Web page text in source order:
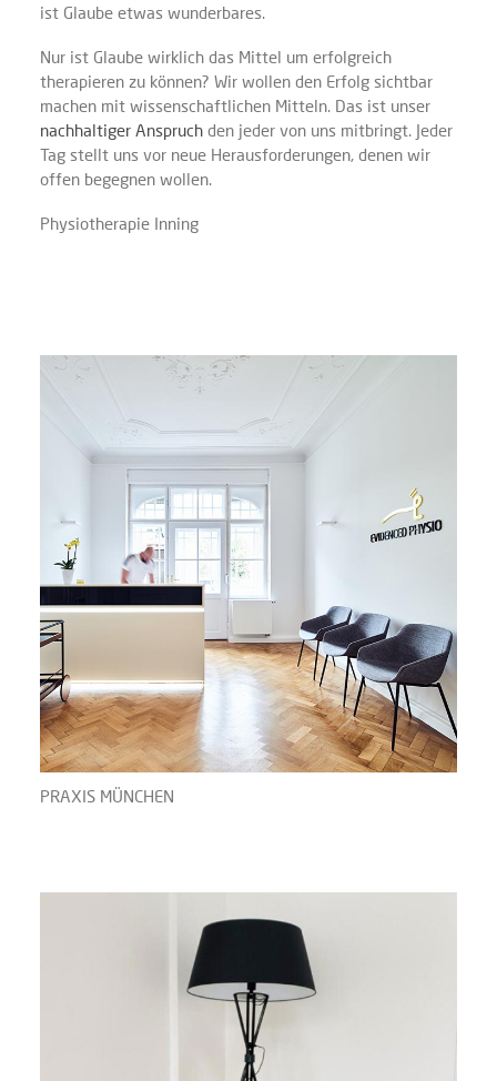
ist Glaube etwas wunderbares.
Nur ist Glaube wirklich das Mittel um erfolgreich
therapieren zu können? Wir wollen den Erfolg sichtbar
machen mit wissenschaftlichen Mitteln. Das ist unser
nachhaltiger Anspruch den jeder von uns mitbringt. Jeder
Tag stellt uns vor neue Herausforderungen, denen wir
offen begegnen wollen.
Physiotherapie Inning
PRAXIS MÜNCHEN